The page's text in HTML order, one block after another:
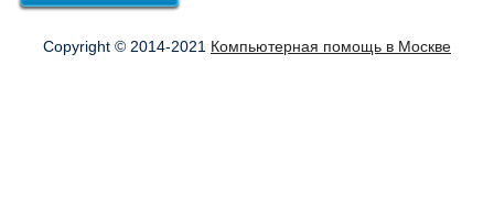
Copyright © 2014-2021 Компьютерная помощь в Москве